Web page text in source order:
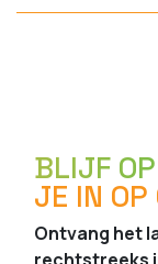
BLIJF
JE IN OP
Ontvang het